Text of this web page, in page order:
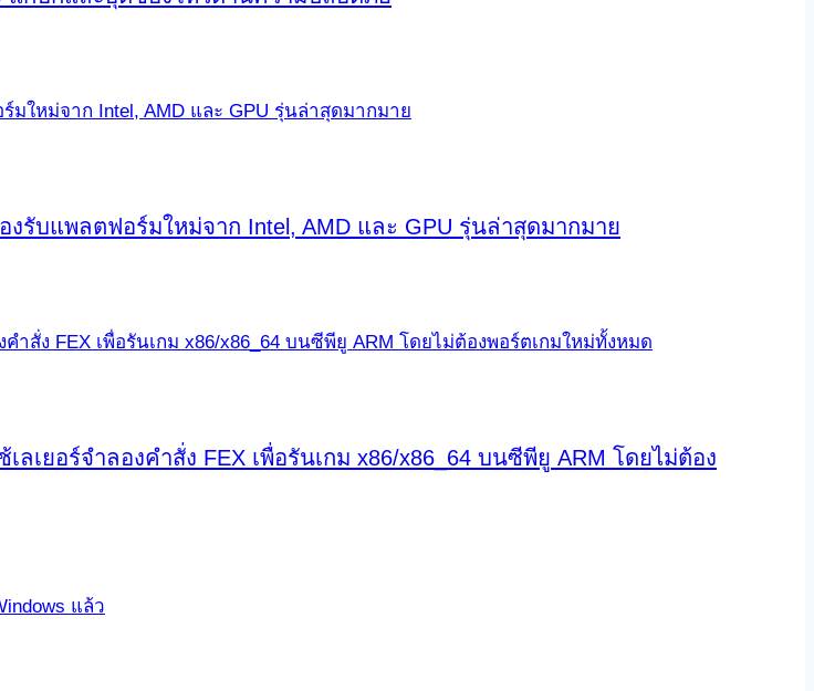
งรับแพลตฟอร์มใหม่จาก Intel, AMD และ GPU รุ่นล่าสุดมากมาย
เยอร์จำลองคำสั่ง FEX เพื่อรันเกม x86/x86_64 บนซีพียู ARM โดยไม่ต้อง